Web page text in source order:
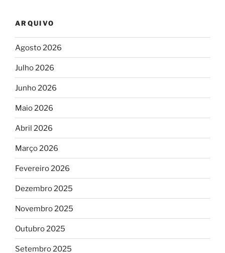
ARQUIVO
Agosto 2026
Julho 2026
Junho 2026
Maio 2026
Abril 2026
Março 2026
Fevereiro 2026
Dezembro 2025
Novembro 2025
Outubro 2025
Setembro 2025